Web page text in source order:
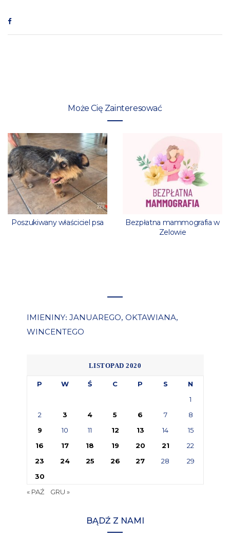
Może Cię Zainteresować
Poszukiwany właściciel psa
Bezpłatna mammografia w
Zelowie
IMIENINY: JANUAREGO, OKTAWIANA,
WINCENTEGO
LISTOPAD 2020
P W Ś C P S
N
1
2
3 4 5 6 7
8
9
10 11 12 13 14
15
16
17 18 19 20 21
22
23
24 25 26 27 28
29
30
« PAŹ
GRU »
BĄDŹ Z NAMI